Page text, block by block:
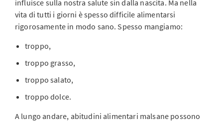
influisce sulla nostra salute sin dalla nascita. Ma nella
vita di tutti i giorni è spesso difficile alimentarsi
rigorosamente in modo sano. Spesso mangiamo:
troppo,
troppo grasso,
troppo salato,
troppo dolce.
A lungo andare, abitudini alimentari malsane possono